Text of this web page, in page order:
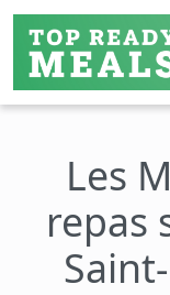
Les
repas